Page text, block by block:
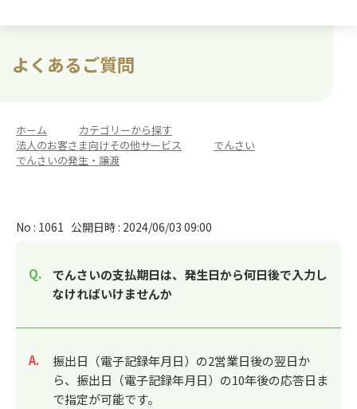
よくあるご質問
ホーム カテゴリーから探す
法人のお客さま向けその他サービス
でんさい
でんさいの発生・譲渡
No : 1061 公開日時 : 2024/06/03 09:00
でんさいの支払期日は、発生日から何日後で入力し
なければいけませんか
回答
振出日（電子記録年月日）の2営業日後の翌日か
ら、振出日（電子記録年月日）の10年後の応答日ま
で指定が可能です。